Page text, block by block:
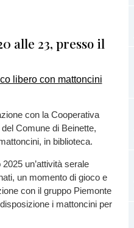
alle 23, presso il
con la Cooperativa
Comune di Beinette,
in biblioteca.
un’attività serale
un momento di gioco e
con il gruppo Piemonte
i mattoncini per